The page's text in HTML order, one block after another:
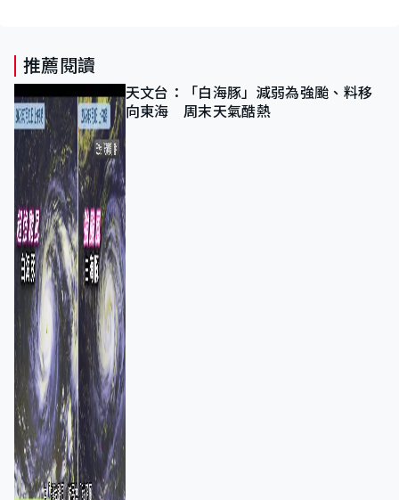
推薦閱讀
天文台：「白海豚」減弱為強颱、料移
向東海 周末天氣酷熱